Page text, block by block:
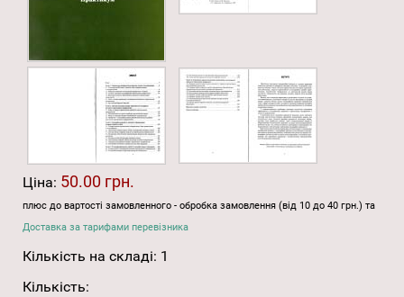
Ціна: 50.00 грн.
плюс до вартості замовленного - обробка замовлення (від 10 до 40 грн.) та
Доставка за тарифами перевізника
Кількість на складі: 1
Кількість: